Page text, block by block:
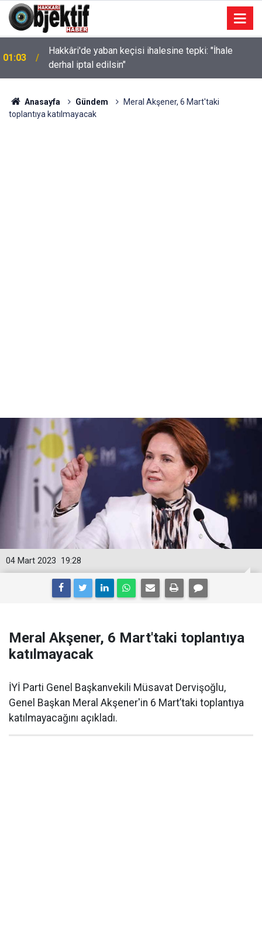
01:03
Hakkâri'de yaban keçisi ihalesine tepki: "İhale
derhal iptal edilsin"
Anasayfa Gündem
Meral Akşener, 6 Mart'taki
toplantıya katılmayacak
19:28
04 Mart 2023
Meral Akşener, 6 Mart'taki toplantıya
katılmayacak
İYİ Parti Genel Başkanvekili Müsavat Dervişoğlu,
Genel Başkan Meral Akşener'in 6 Mart’taki toplantıya
katılmayacağını açıkladı.